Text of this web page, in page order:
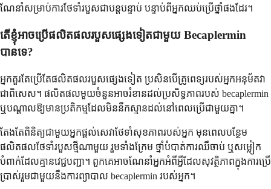
ណែនាំសម្រាប់ការថែទាំរបួសជាបន្តបន្ទាប់ បន្ទាប់ពីអ្នកឈប់ប្រើថ្នាំផងដែរ។
តើខ្ញុំអាចប្រើផលិតផលរបួសផ្សេងទៀតជាមួយ Becaplermin
បានទេ?
អ្នកគួរតែប្រើតែផលិតផលរបួសផ្សេងទៀត ប្រសិនបើគ្រូពេទ្យរបស់អ្នកអនុម័តវា
ជាពិសេស។ ផលិតផលមួយចំនួនអាចរំខានដល់ប្រសិទ្ធភាពរបស់ becaplermin
ឬបណ្តាលឱ្យមានប្រតិកម្មដែលមិននឹកស្មានដល់នៅពេលប្រើជាមួយគ្នា។
តែងតែពិនិត្យជាមួយអ្នកផ្តល់សេវាថែទាំសុខភាពរបស់អ្នក មុនពេលបន្ថែម
ផលិតផលថែទាំរបួសថ្មីណាមួយ រួមទាំងក្រែម ថ្នាំបំបាត់ការឈឺចាប់ ឬសម្លៀក
បំពាក់ដែលគ្មានវេជ្ជបញ្ជា។ ពួកគេអាចណែនាំអ្នកអំពីអ្វីដែលសុវត្ថិភាពក្នុងការប្រើ
ប្រាស់រួមជាមួយនឹងការព្យាបាល becaplermin របស់អ្នក។